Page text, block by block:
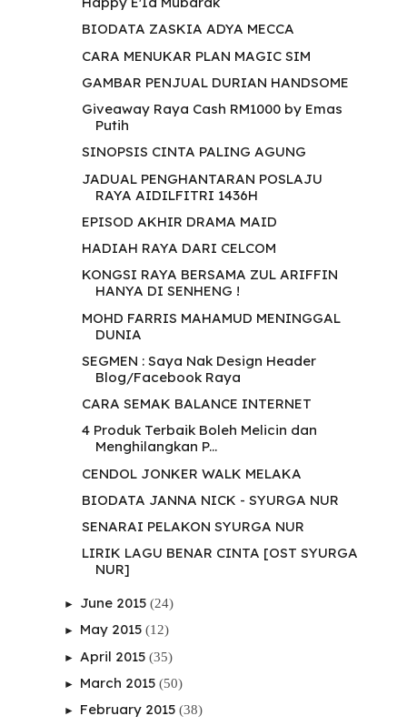
BIODATA ZASKIA ADYA MECCA
CARA MENUKAR PLAN MAGIC SIM
GAMBAR PENJUAL DURIAN HANDSOME
Giveaway Raya Cash RM1000 by Emas
Putih
SINOPSIS CINTA PALING AGUNG
JADUAL PENGHANTARAN POSLAJU
RAYA AIDILFITRI 1436H
EPISOD AKHIR DRAMA MAID
HADIAH RAYA DARI CELCOM
KONGSI RAYA BERSAMA ZUL ARIFFIN
HANYA DI SENHENG !
MOHD FARRIS MAHAMUD MENINGGAL
DUNIA
SEGMEN : Saya Nak Design Header
Blog/Facebook Raya
CARA SEMAK BALANCE INTERNET
4 Produk Terbaik Boleh Melicin dan
Menghilangkan P...
CENDOL JONKER WALK MELAKA
BIODATA JANNA NICK - SYURGA NUR
SENARAI PELAKON SYURGA NUR
LIRIK LAGU BENAR CINTA [OST SYURGA
NUR]
► June 2015 (24)
► May 2015 (12)
► April 2015 (35)
► March 2015 (50)
► February 2015 (38)